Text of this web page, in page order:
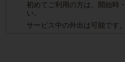
初めてご利用の方は、開始時
い。
サービス中の外出は可能です。